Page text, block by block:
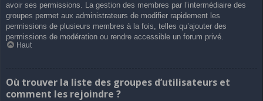
avoir ses permissions. La gestion des membres par l’intermédiaire des
groupes permet aux administrateurs de modifier rapidement les
permissions de plusieurs membres à la fois, telles qu’ajouter des
permissions de modération ou rendre accessible un forum privé.
Haut
Où trouver la liste des groupes d’utilisateurs et
comment les rejoindre ?